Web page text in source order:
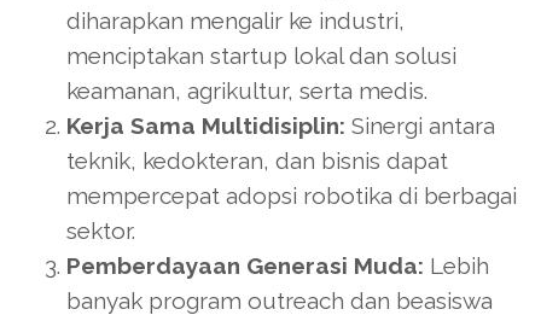
diharapkan mengalir ke industri,
menciptakan startup lokal dan solusi
keamanan, agrikultur, serta medis.
Kerja Sama Multidisiplin: Sinergi antara
teknik, kedokteran, dan bisnis dapat
mempercepat adopsi robotika di berbagai
sektor.
Pemberdayaan Generasi Muda: Lebih
banyak program outreach dan beasiswa